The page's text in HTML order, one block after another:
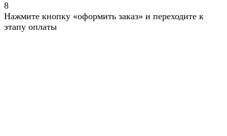
8
Нажмите кнопку «оформить заказ» и переходите к
этапу оплаты